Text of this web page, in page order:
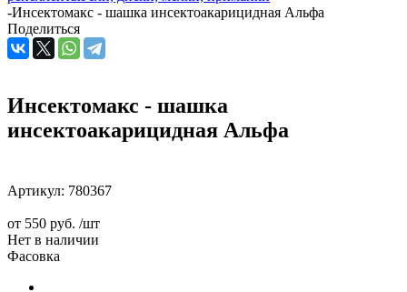
-Инсектомакс - шашка инсектоакарицидная Альфа
Поделиться
Инсектомакс - шашка
инсектоакарицидная Альфа
Артикул: 780367
от 550 руб. /шт
Нет в наличии
Фасовка